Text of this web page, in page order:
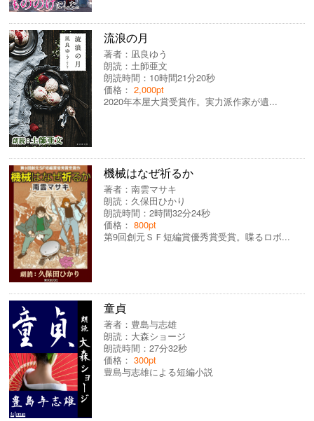
流浪の月
著者： 凪良ゆう
朗読：土師亜文
朗読時間：10時間21分20秒
価格：2,000pt
2020年本屋大賞受賞作。実力派作家が遺...
機械はなぜ祈るか
著者：南雲マサキ
朗読： 久保田ひかり
朗読時間：2時間32分24秒
価格：800pt
第9回創元ＳＦ短編賞優秀賞受賞。喋るロボ...
童貞
著者： 豊島与志雄
朗読： 大森ショージ
朗読時間：27分32秒
価格：300pt
豊島与志雄による短編小説